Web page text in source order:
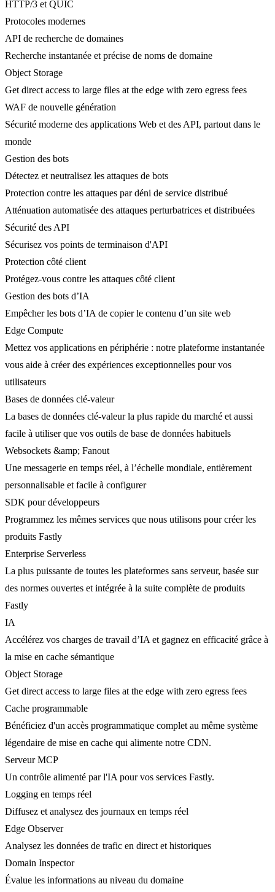
HTTP/3 et QUIC
Protocoles modernes
API de recherche de domaines
Recherche instantanée et précise de noms de domaine
Object Storage
Get direct access to large files at the edge with zero egress fees
WAF de nouvelle génération
Sécurité moderne des applications Web et des API, partout dans le
monde
Gestion des bots
Détectez et neutralisez les attaques de bots
Protection contre les attaques par déni de service distribué
Atténuation automatisée des attaques perturbatrices et distribuées
Sécurité des API
Sécurisez vos points de terminaison d'API
Protection côté client
Protégez-vous contre les attaques côté client
Gestion des bots d’IA
Empêcher les bots d’IA de copier le contenu d’un site web
Edge Compute
Mettez vos applications en périphérie : notre plateforme instantanée
vous aide à créer des expériences exceptionnelles pour vos
utilisateurs
Bases de données clé-valeur
La bases de données clé-valeur la plus rapide du marché et aussi
facile à utiliser que vos outils de base de données habituels
Websockets &amp; Fanout
Une messagerie en temps réel, à l’échelle mondiale, entièrement
personnalisable et facile à configurer
SDK pour développeurs
Programmez les mêmes services que nous utilisons pour créer les
produits Fastly
Enterprise Serverless
La plus puissante de toutes les plateformes sans serveur, basée sur
des normes ouvertes et intégrée à la suite complète de produits
Fastly
IA
Accélérez vos charges de travail d’IA et gagnez en efficacité grâce à
la mise en cache sémantique
Object Storage
Get direct access to large files at the edge with zero egress fees
Cache programmable
Bénéficiez d'un accès programmatique complet au même système
légendaire de mise en cache qui alimente notre CDN.
Serveur MCP
Un contrôle alimenté par l'IA pour vos services Fastly.
Logging en temps réel
Diffusez et analysez des journaux en temps réel
Edge Observer
Analysez les données de trafic en direct et historiques
Domain Inspector
Évalue les informations au niveau du domaine